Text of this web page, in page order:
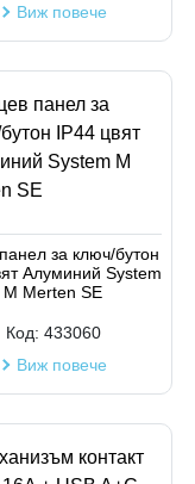
Виж повече
за ключ/бутон
Алуминий System
M Merten SE
Код: 433060
Виж повече